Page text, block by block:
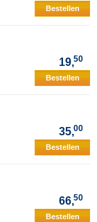
Bestellen
19,50
Bestellen
35,00
Bestellen
66,50
Bestellen